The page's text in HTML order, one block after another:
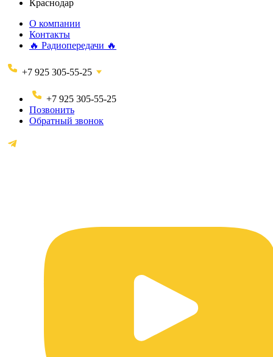
Краснодар
О компании
Контакты
🔥 Радиопередачи 🔥
+7 925 305-55-25
+7 925 305-55-25
Позвонить
Обратный звонок